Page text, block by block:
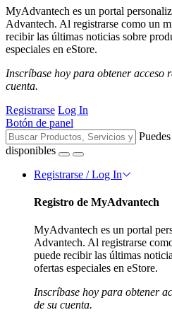
MyAdvantech es un portal
Advantech. Al registrarse como un
recibir las últimas noticias sobre
especiales en eStore.
Inscríbase hoy para obtener acceso
cuenta.
Registrarse Log In
Botón de panel
disponibles
Registrarse / Log In
Registro de MyAdvantech
MyAdvantech es un portal
Advantech. Al registrarse
puede recibir las últimas
ofertas especiales en eStore.
Inscríbase hoy para obtener
de su cuenta.